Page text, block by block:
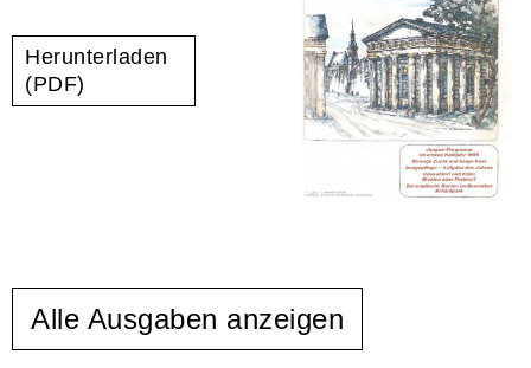
Herunterladen
(PDF)
Alle Ausgaben anzeigen